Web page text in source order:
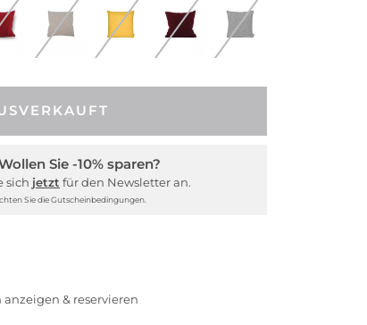
Sie -10% sparen?
sich jetzt für den Newsletter an.
Sie die Gutscheinbedingungen.
& reservieren